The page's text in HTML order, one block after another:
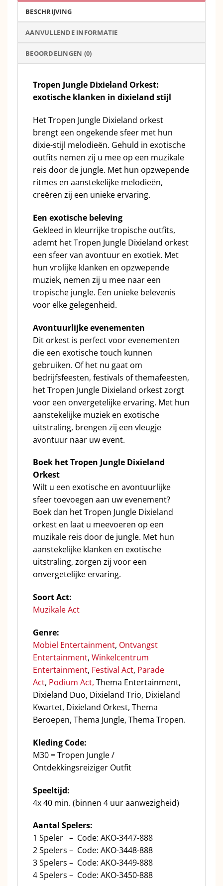
BESCHRIJVING
AANVULLENDE INFORMATIE
BEOORDELINGEN (0)
Tropen Jungle Dixieland Orkest:
exotische klanken in dixieland stijl
Het Tropen Jungle Dixieland orkest
brengt een ongekende sfeer met hun
dixie-stijl melodieën. Gehuld in exotische
outfits nemen zij u mee op een muzikale
reis door de jungle. Met hun opzwepende
ritmes en aanstekelijke melodieën,
creëren zij een unieke ervaring.
Een exotische beleving
Gekleed in kleurrijke tropische outfits,
ademt het Tropen Jungle Dixieland orkest
een sfeer van avontuur en exotiek. Met
hun vrolijke klanken en opzwepende
muziek, nemen zij u mee naar een
tropische jungle. Een unieke belevenis
voor elke gelegenheid.
Avontuurlijke evenementen
Dit orkest is perfect voor evenementen
die een exotische touch kunnen
gebruiken. Of het nu gaat om
bedrijfsfeesten, festivals of themafeesten,
het Tropen Jungle Dixieland orkest zorgt
voor een onvergetelijke ervaring. Met hun
aanstekelijke muziek en exotische
uitstraling, brengen zij een vleugje
avontuur naar uw event.
Boek het Tropen Jungle Dixieland
Orkest
Wilt u een exotische en avontuurlijke
sfeer toevoegen aan uw evenement?
Boek dan het Tropen Jungle Dixieland
orkest en laat u meevoeren op een
muzikale reis door de jungle. Met hun
aanstekelijke klanken en exotische
uitstraling, zorgen zij voor een
onvergetelijke ervaring.
Soort Act:
Muzikale Act
Genre:
Mobiel Entertainment, Ontvangst
Entertainment, Winkelcentrum
Entertainment, Festival Act, Parade
Act, Podium Act, Thema Entertainment,
Dixieland Duo, Dixieland Trio, Dixieland
Kwartet, Dixieland Orkest, Thema
Beroepen, Thema Jungle, Thema Tropen.
Kleding Code:
M30 = Tropen Jungle /
Ontdekkingsreiziger Outfit
Speeltijd:
4x 40 min. (binnen 4 uur aanwezigheid)
Aantal Spelers:
1 Speler – Code: AKO-3447-888
2 Spelers – Code: AKO-3448-888
3 Spelers – Code: AKO-3449-888
4 Spelers – Code: AKO-3450-888